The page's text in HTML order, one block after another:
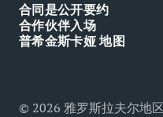
合同是公开要约
合作伙伴入场
普希金斯卡娅 地图
© 2026 雅罗斯拉夫尔地